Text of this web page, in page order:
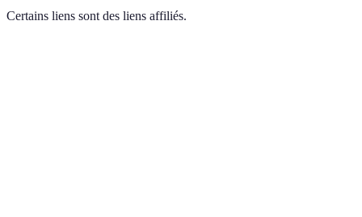
Certains liens sont des liens affiliés.